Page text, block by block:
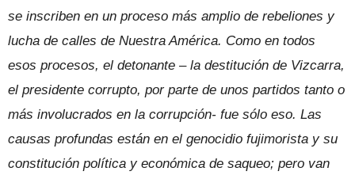
se inscriben en un proceso más amplio de rebeliones y
lucha de calles de Nuestra América. Como en todos
esos procesos, el detonante – la destitución de Vizcarra,
el presidente corrupto, por parte de unos partidos tanto o
más involucrados en la corrupción- fue sólo eso. Las
causas profundas están en el genocidio fujimorista y su
constitución política y económica de saqueo; pero van